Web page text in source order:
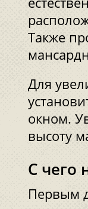
Также
Для
окном.
высоту
С чего
Первым